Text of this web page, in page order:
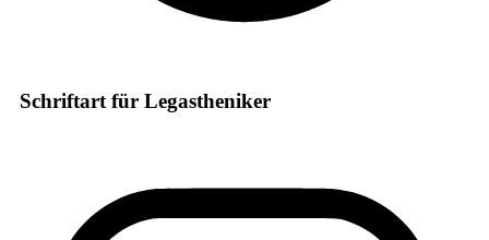
Schriftart für Legastheniker